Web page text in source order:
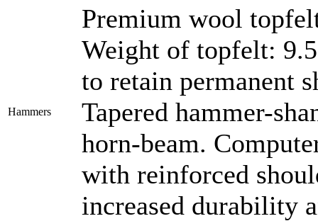
Hammers
Premium wool
Weight of topfelt:
to retain permanent
Tapered hammer-
horn-beam.
with reinforced
increased durability